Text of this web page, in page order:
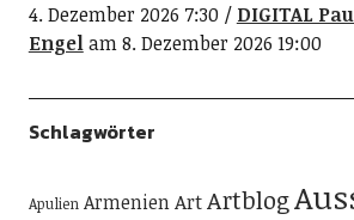
4. Dezember 2026 7:30
DIGITAL
Engelam 8. Dezember 2026 19:00
Schlagwörter
Apulien ArmenienArtArtblog